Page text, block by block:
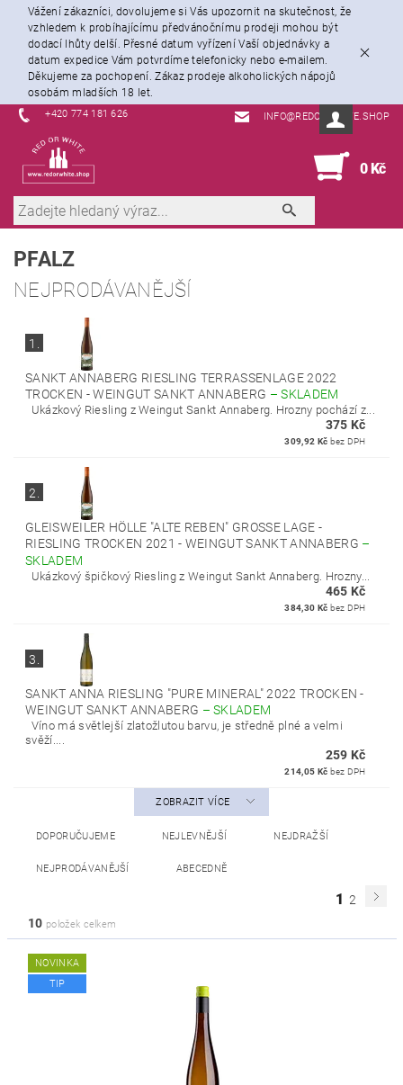
Vážení zákazníci, dovolujeme si Vás upozornit na skutečnost, že
vzhledem k probíhajícímu předvánočnímu prodeji mohou být
dodací lhůty delší. Přesné datum vyřízení Vaší objednávky a
datum expedice Vám potvrdíme telefonicky nebo e-mailem.
Děkujeme za pochopení. Zákaz prodeje alkoholických nápojů
osobám mladších 18 let.
+420 774 181 626 INFO@REDORWHITE.SHOP
0 Kč
PFALZ
NEJPRODÁVANĚJŠÍ
1.
SANKT ANNABERG RIESLING TERRASSENLAGE 2022
TROCKEN - WEINGUT SANKT ANNABERG –SKLADEM
Ukázkový Riesling z Weingut Sankt Annaberg. Hrozny pochází z...
375 Kč
309,92 Kč bez DPH
2.
GLEISWEILER HÖLLE "ALTE REBEN" GROSSE LAGE - R
IESLING TROCKEN 2021 - WEINGUT SANKT ANNABERG –
SKLADEM
Ukázkový špičkový Riesling z Weingut Sankt Annaberg. Hrozny...
465 Kč
384,30 Kč bez DPH
3.
SANKT ANNA RIESLING "PURE MINERAL" 2022 TROCKEN -
WEINGUT SANKT ANNABERG –SKLADEM
Víno má světlejší zlatožlutou barvu, je středně plné a velmi
svěží....
259 Kč
214,05 Kč bez DPH
ZOBRAZIT VÍCE
DOPORUČUJEME NEJLEVNĚJŠÍ NEJDRAŽŠÍ
NEJPRODÁVANĚJŠÍ ABECEDNĚ
1 2
10 položek celkem
NOVINKA
TIP